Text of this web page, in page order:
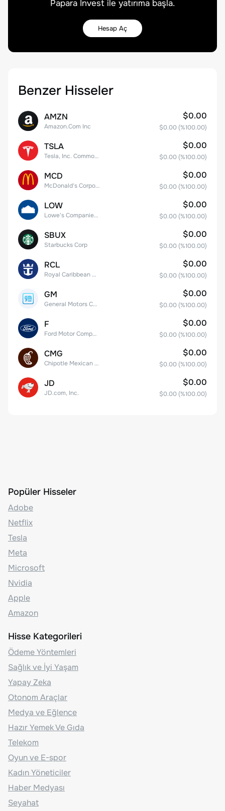
Papara Invest ile yatırıma başla.
Hesap Aç
Benzer Hisseler
AMZN
Amazon.Com Inc
$0.00
$0.00 (%100.00)
TSLA
Tesla, Inc. Common Stock
$0.00
$0.00 (%100.00)
MCD
McDonald's Corporation
$0.00
$0.00 (%100.00)
LOW
Lowe's Companies Inc.
$0.00
$0.00 (%100.00)
SBUX
Starbucks Corp
$0.00
$0.00 (%100.00)
RCL
Royal Caribbean Group
$0.00
$0.00 (%100.00)
GM
General Motors Company
$0.00
$0.00 (%100.00)
F
Ford Motor Company
$0.00
$0.00 (%100.00)
CMG
Chipotle Mexican Grill, Inc.
$0.00
$0.00 (%100.00)
JD
JD.com, Inc.
$0.00
$0.00 (%100.00)
Popüler Hisseler
Adobe
Netflix
Tesla
Meta
Microsoft
Nvidia
Apple
Amazon
Hisse Kategorileri
Ödeme Yöntemleri
Sağlık ve İyi Yaşam
Yapay Zeka
Otonom Araçlar
Medya ve Eğlence
Hazır Yemek Ve Gıda
Telekom
Oyun ve E-spor
Kadın Yöneticiler
Haber Medyası
Seyahat